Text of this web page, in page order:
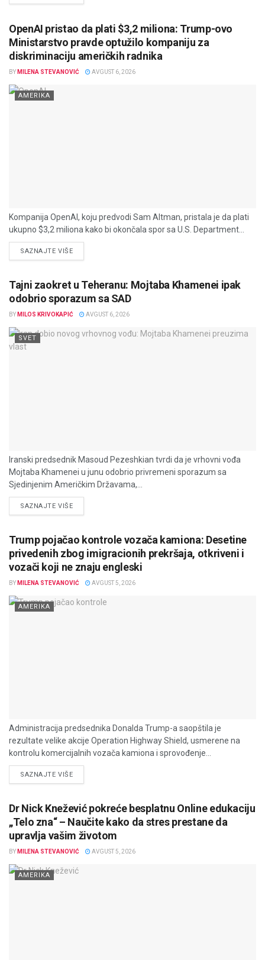
OpenAI pristao da plati $3,2 miliona: Trump-ovo
Ministarstvo pravde optužilo kompaniju za
diskriminaciju američkih radnika
BY MILENA STEVANOVIĆ AVGUST 6, 2026
AMERIKA
Kompanija OpenAI, koju predvodi Sam Altman, pristala je da plati
ukupno $3,2 miliona kako bi okončala spor sa U.S. Department...
SAZNAJTE VIŠEDETAILS
Tajni zaokret u Teheranu: Mojtaba Khamenei ipak
odobrio sporazum sa SAD
BY MILOS KRIVOKAPIĆ AVGUST 6, 2026
SVET
Iranski predsednik Masoud Pezeshkian tvrdi da je vrhovni vođa
Mojtaba Khamenei u junu odobrio privremeni sporazum sa
Sjedinjenim Američkim Državama,...
SAZNAJTE VIŠEDETAILS
Trump pojačao kontrole vozača kamiona: Desetine
privedenih zbog imigracionih prekršaja, otkriveni i
vozači koji ne znaju engleski
BY MILENA STEVANOVIĆ AVGUST 5, 2026
AMERIKA
Administracija predsednika Donalda Trump-a saopštila je
rezultate velike akcije Operation Highway Shield, usmerene na
kontrolu komercijalnih vozača kamiona i sprovođenje...
SAZNAJTE VIŠEDETAILS
Dr Nick Knežević pokreće besplatnu Online edukaciju
„Telo zna“ – Naučite kako da stres prestane da
upravlja vašim životom
BY MILENA STEVANOVIĆ AVGUST 5, 2026
AMERIKA